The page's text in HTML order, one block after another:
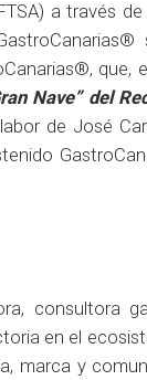
a través
que,
Nave” del
de José
consultora
en el
marca y